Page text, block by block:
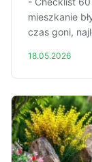
mieszkanie
czas goni,
18.05.2026